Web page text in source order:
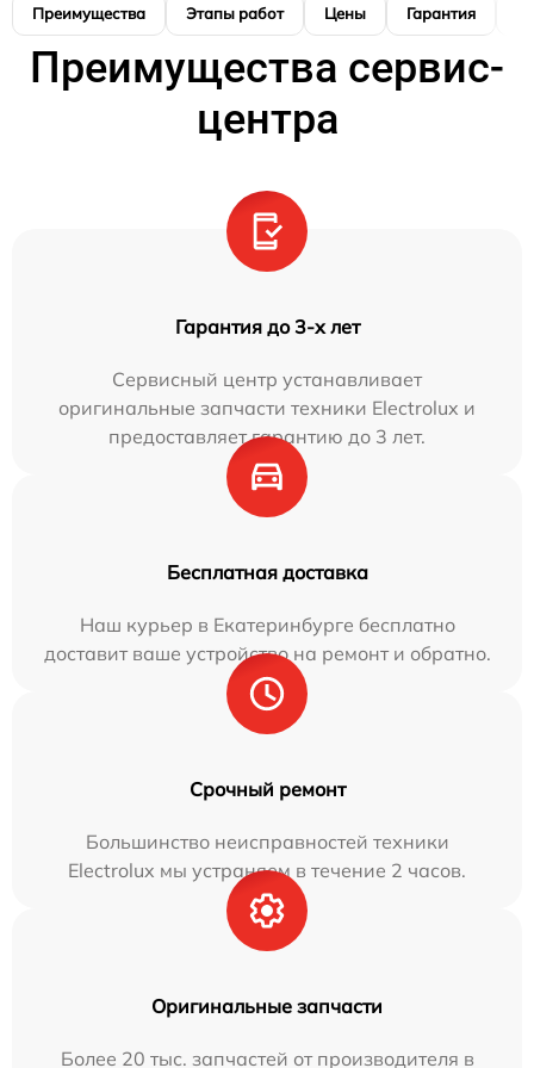
Преимущества Этапы работ Цены Гарантия
Преимущества сервис-
центра
Гарантия до 3-х лет
Сервисный центр устанавливает
оригинальные запчасти техники Electrolux и
предоставляет гарантию до 3 лет.
Бесплатная доставка
Наш курьер в Екатеринбурге бесплатно
доставит ваше устройство на ремонт и обратно.
Срочный ремонт
Большинство неисправностей техники
Electrolux мы устраняем в течение 2 часов.
Оригинальные запчасти
Более 20 тыс. запчастей от производителя в